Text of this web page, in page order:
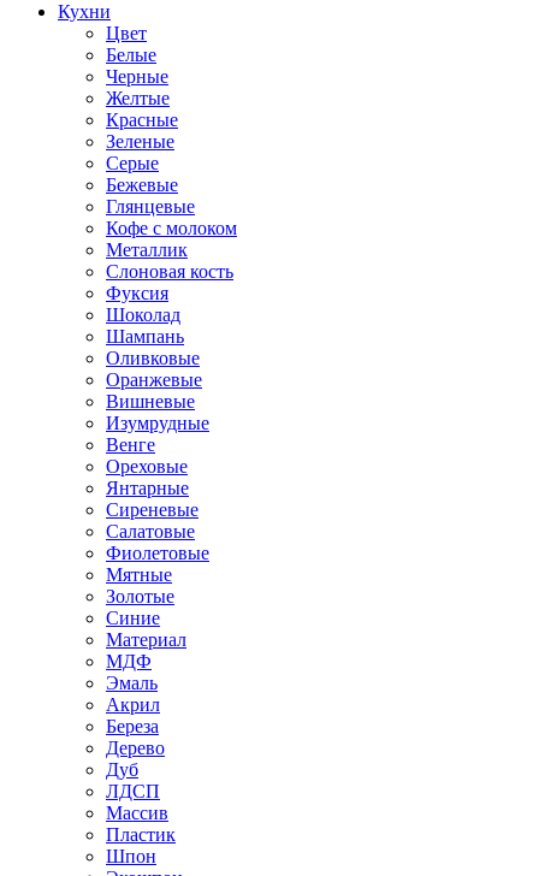
Кухни
Цвет
Белые
Черные
Желтые
Красные
Зеленые
Серые
Бежевые
Глянцевые
Кофе с молоком
Металлик
Слоновая кость
Фуксия
Шоколад
Шампань
Оливковые
Оранжевые
Вишневые
Изумрудные
Венге
Ореховые
Янтарные
Сиреневые
Салатовые
Фиолетовые
Мятные
Золотые
Синие
Материал
МДФ
Эмаль
Акрил
Береза
Дерево
Дуб
ЛДСП
Массив
Пластик
Шпон